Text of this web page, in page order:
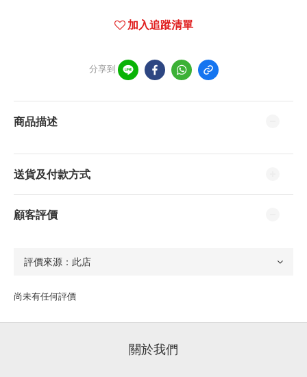
加入追蹤清單
分享到
商品描述
送貨及付款方式
顧客評價
尚未有任何評價
關於我們